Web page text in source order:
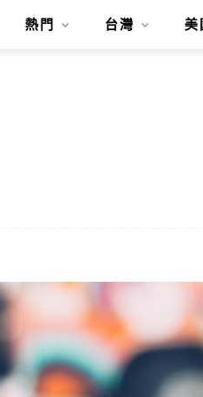
熱門 台灣 美